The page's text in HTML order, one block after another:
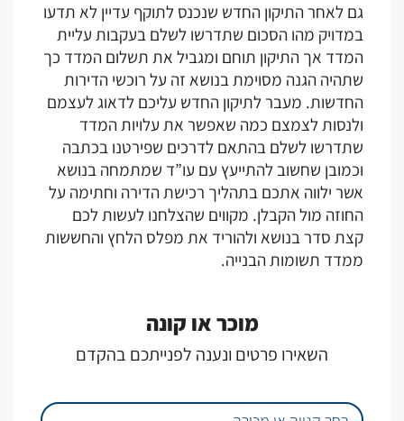
לאחר התיקון החדש שנכנס לתוקף עדיין לא תדעו
מהו הסכום שתדרשו לשלם בעקבות עליית
אך התיקון תוחם ומגביל את תשלום המדד כך
הגנה מסוימת בנושא זה על רוכשי הדירות
מעבר לתיקון החדש עליכם לדאוג לעצמם
לצמצם כמה שאפשר את עלויות המדד
לשלם בהתאם לדרכים שפירטנו בכתבה
שחשוב להתייעץ עם עו”ד שמתמחה בנושא
ילווה אתכם בתהליך רכישת הדירה וחתימה על
מול הקבלן. מקווים שהצלחנו לעשות לכם
סדר בנושא ולהוריד את מפלס הלחץ והחששות
תשומות הבנייה.
מוכר או קונה
השאירו פרטים ונענה לפנייתכם בהקדם